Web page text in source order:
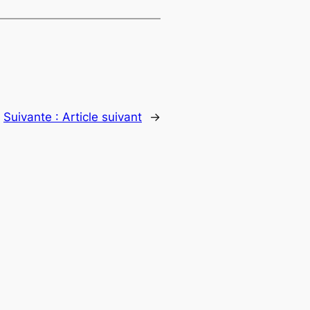
Suivante : Article suivant →